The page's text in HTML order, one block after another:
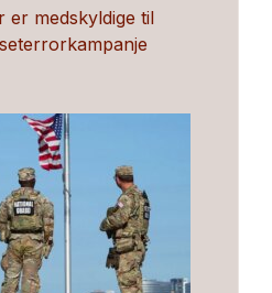
er medskyldige til